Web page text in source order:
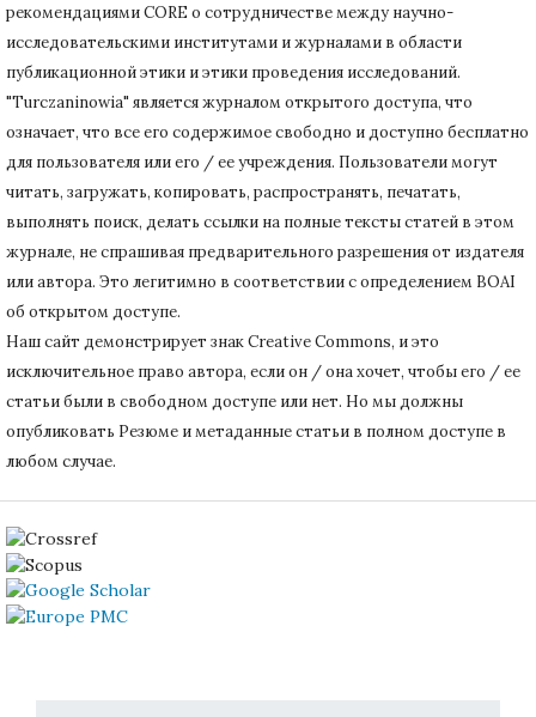
рекомендациями CORE о сотрудничестве между научно-
исследовательскими институтами и журналами в области
публикационной этики и этики проведения исследований.
"Turczaninowia" является журналом открытого доступа, что
означает, что все его содержимое свободно и доступно бесплатно
для пользователя или его / ее учреждения. Пользователи могут
читать, загружать, копировать, распространять, печатать,
выполнять поиск, делать ссылки на полные тексты статей в этом
журнале, не спрашивая предварительного разрешения от издателя
или автора. Это легитимно в соответствии с определением BOAI
об открытом доступе.
Наш сайт демонстрирует знак Creative Commons, и это
исключительное право автора, если он / она хочет, чтобы его / ее
статьи были в свободном доступе или нет. Но мы должны
опубликовать Резюме и метаданные статьи в полном доступе в
любом случае.